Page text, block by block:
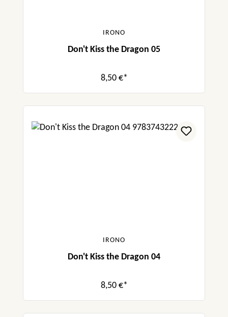
IRONO
Don't Kiss the Dragon 05
8,50 €*
IRONO
Don't Kiss the Dragon 04
8,50 €*